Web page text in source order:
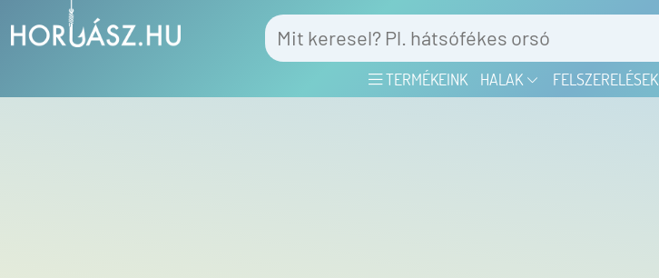
TERMÉKEINK HALAK FELSZERELÉSEK